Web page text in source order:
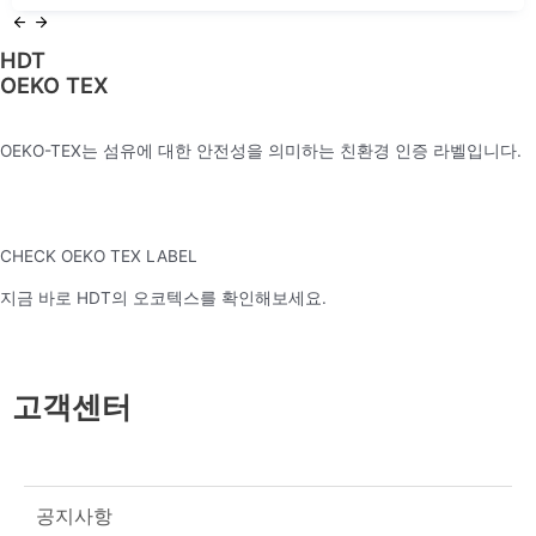
HDT
OEKO TEX
OEKO-TEX는 섬유에 대한 안전성을 의미하는 친환경 인증 라벨입니다.
CHECK OEKO TEX LABEL
지금 바로 HDT의 오코텍스를 확인해보세요.
고객센터
공지사항